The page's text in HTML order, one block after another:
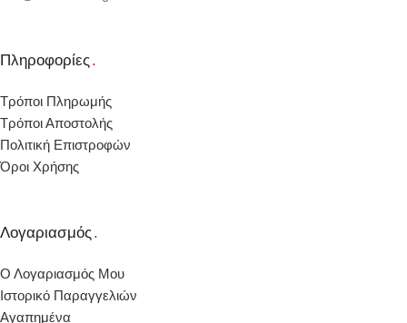
Πληροφορίες.
Τρόποι Πληρωμής
Τρόποι Αποστολής
Πολιτική Επιστροφών
Όροι Χρήσης
Λογαριασμός.
Ο Λογαριασμός Μου
Ιστορικό Παραγγελιών
Αγαπημένα